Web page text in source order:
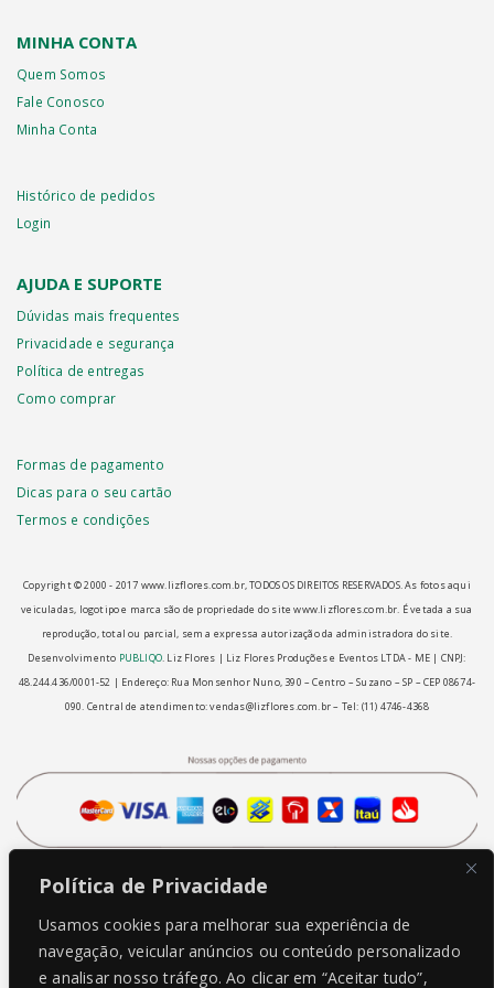
Política de Privacidade
Usamos cookies para melhorar sua experiência de
navegação, veicular anúncios ou conteúdo personalizado
e analisar nosso tráfego. Ao clicar em “Aceitar tudo”,
MINHA CONTA
Quem Somos
Fale Conosco
Minha Conta
Histórico de pedidos
Login
AJUDA E SUPORTE
Dúvidas mais frequentes
Privacidade e segurança
Política de entregas
Como comprar
Formas de pagamento
Dicas para o seu cartão
Termos e condições
Copyright © 2000 - ­2017 www.lizflores.com.br, TODOS OS DIREITOS RESERVADOS. As fotos aqui
veiculadas, logotipo e marca são de propriedade do site www.lizflores.com.br. É vetada a sua
reprodução, total ou parcial, sem a expressa autorização da administradora do site.
Desenvolvimento PUBLIQO. Liz Flores | Liz Flores Produções e Eventos LTDA - ME | CNPJ:
48.244.436/0001-52 | Endereço: Rua Monsenhor Nuno, 390 – Centro – Suzano – SP – CEP 08674-
090. Central de atendimento: vendas@lizflores.com.br – Tel: (11) 4746-4368